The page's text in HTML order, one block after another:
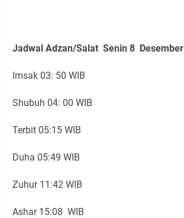
Jadwal Adzan/Salat Senin 8 Desember
Imsak 03: 50 WIB
Shubuh 04: 00 WIB
Terbit 05:15 WIB
Duha 05:49 WIB
Zuhur 11:42 WIB
Ashar 15:08 WIB